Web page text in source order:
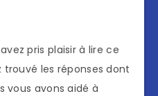
pris plaisir à lire ce
les réponses dont
vous avons aidé à